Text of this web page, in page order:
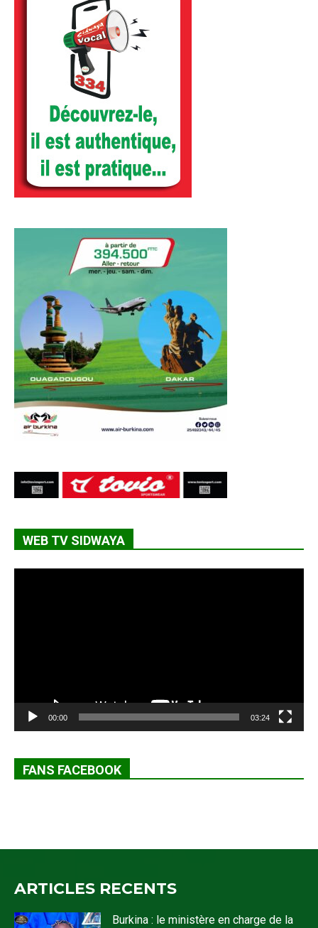
WEB TV SIDWAYA
00:00 03:24
FANS FACEBOOK
ARTICLES RECENTS
Burkina : le ministère en charge de la